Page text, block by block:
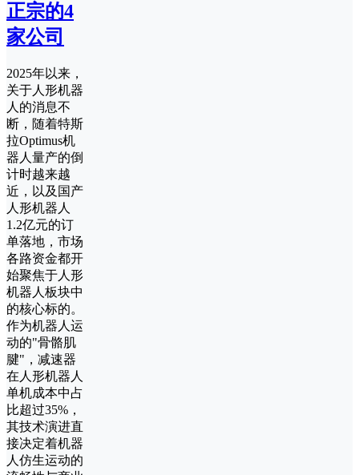
正宗的4
家公司
2025年以来，
关于人形机器
人的消息不
断，随着特斯
拉Optimus机
器人量产的倒
计时越来越
近，以及国产
人形机器人
1.2亿元的订
单落地，市场
各路资金都开
始聚焦于人形
机器人板块中
的核心标的。
作为机器人运
动的"骨骼肌
腱"，减速器
在人形机器人
单机成本中占
比超过35%，
其技术演进直
接决定着机器
人仿生运动的